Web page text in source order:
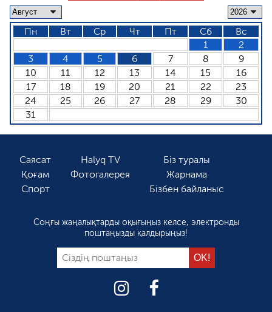
Пн Вт Ср Чт Пт Сб
Вс
1
2
3
4 5 6 7 8
9
10
11 12 13 14 15
16
17
18 19 20 21 22
23
24
25 26 27 28 29
30
31
Саясат
Қоғам
Спорт
Halyq TV
Фотогалерея
Біз туралы
Жарнама
Бізбен байланыс
Соңғы жаңалықтарды оқығыңыз келсе, электронды
поштаңызды қалдырыңыз!